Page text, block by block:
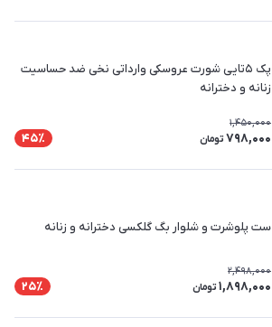
پک ۵تایی شورت عروسکی وارداتی نخی ضد حساسیت
زنانه و دخترانه
1,450,000
798,000 تومان 45٪
ست پلوشرت و شلوار بگ گلکسی دخترانه و زنانه
2,498,000
1,898,000 تومان 25٪